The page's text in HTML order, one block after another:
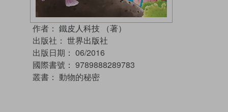
作者： 鐵皮人科技 （著）
出版社： 世界出版社
出版日期： 06/2016
國際書號： 9789888289783
叢書： 動物的秘密